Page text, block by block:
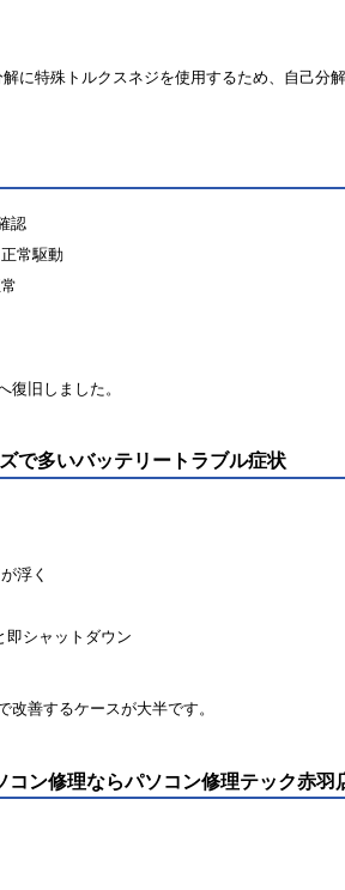
に特殊トルクスネジを使用するため、自己分
認
常駆動
復旧しました。
で多いバッテリートラブル症状
浮く
即シャットダウン
改善するケースが大半です。
コン修理ならパソコン修理テック赤羽